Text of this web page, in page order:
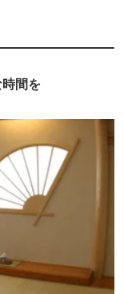
楽天トラベル
間を